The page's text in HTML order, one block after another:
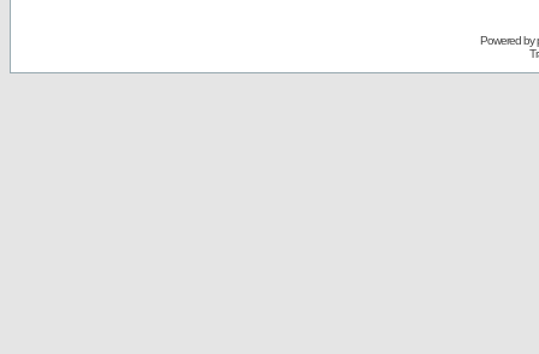
Powered by